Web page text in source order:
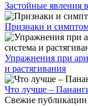
Застойные явления
Признаки и
Упражнения при
и растягивания
Что лучше –
Свежие публикации